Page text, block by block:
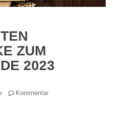
ZUM
2023
Kommentar